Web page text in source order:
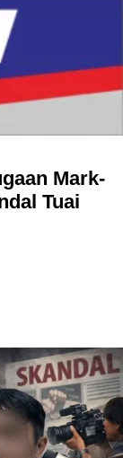
Mark-
Tuai